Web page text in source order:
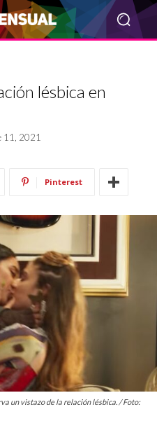
lésbica en
11, 2021
Pinterest
un vistazo de la relación lésbica. / Foto: